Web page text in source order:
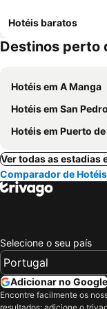
Hotéis baratos
Destinos perto
Hotéis em A Manga
Hotéis em San
Hotéis em Puerto
Ver todas as estadias
Comparador de Hotéis
Selecione o seu país
Adicionar no Google
Encontre facilmente os